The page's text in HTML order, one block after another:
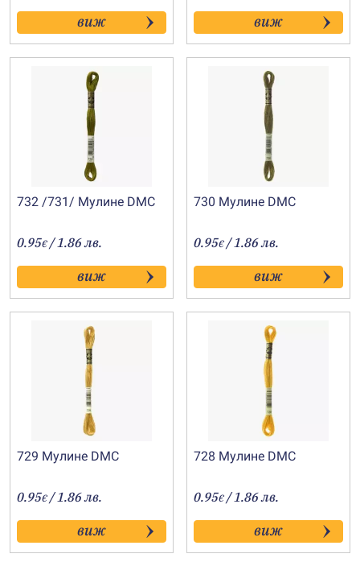
виж виж
732 /731/ Мулине DMC
0.95€ / 1.86 лв.
виж
730 Мулине DMC
0.95€ / 1.86 лв.
виж
729 Мулине DMC
0.95€ / 1.86 лв.
виж
728 Мулине DMC
0.95€ / 1.86 лв.
виж